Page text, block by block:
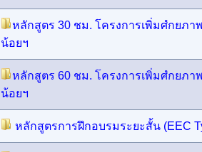
หลักสูตร 30 ชม. โครงการเพิ่มศํกยภา
น้อยฯ
หลักสูตร 60 ชม. โครงการเพิ่มศํกยภา
น้อยฯ
หลักสูตรการฝึกอบรมระยะสั้น (EEC